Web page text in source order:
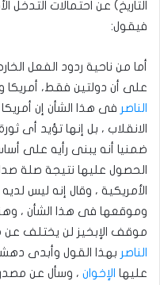
فيقول:
أما من ناحية ردود الفعل
على أن دولتين فقط، أمريكا
الناصر فى هذا الشأن إن
الانقلاب ، بل إنها تؤيد أى
ضمنيا أنه يبنى رأيه على
الحصول عليها نتيجة صلة
الأمريكية ، وقال إنه ليس
وموقعها فى هذا الشأن ،
موقف الإبخيز لن يختلف
الناصر بهذا القول وأبدى
عليها الإخوان ، وسأل عن